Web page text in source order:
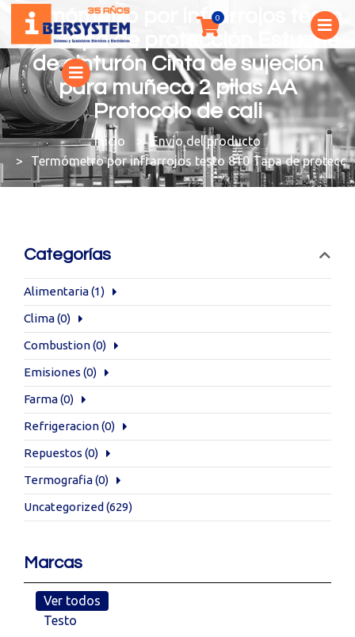
Termómetro por infrarrojos testo
810 Tapa de protección Estuche
de cinturón Cinta de sujeción
para muñeca 2 pilas AA
Protocolo de cali
You are here:
Envío del producto
Termómetro por infrarrojos testo 810 Tapa de
Categorías
Alimentaria(1)
Clima(0)
Combustion(0)
Emisiones (0)
Farma(0)
Refrigeracion(0)
Repuestos (0)
Termografia(0)
Uncategorized (629)
Marcas
Ver todos
Testo